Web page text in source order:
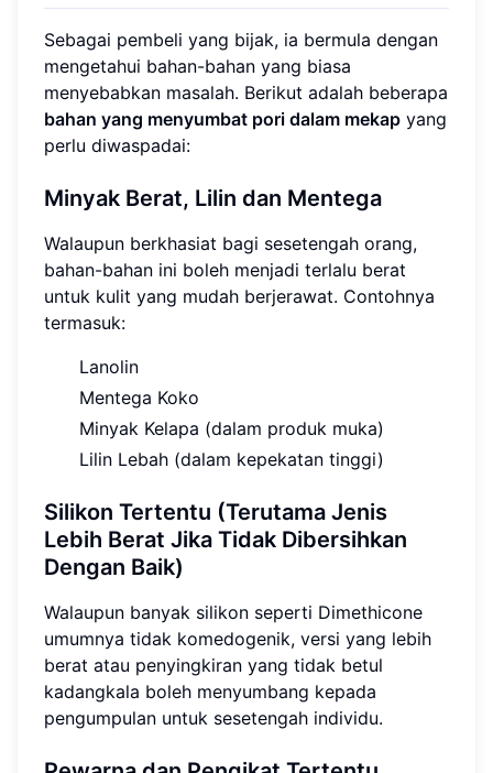
Sebagai pembeli yang bijak, ia bermula dengan
mengetahui bahan-bahan yang biasa
menyebabkan masalah. Berikut adalah beberapa
bahan yang menyumbat pori dalam mekap yang
perlu diwaspadai:
Minyak Berat, Lilin dan Mentega
Walaupun berkhasiat bagi sesetengah orang,
bahan-bahan ini boleh menjadi terlalu berat
untuk kulit yang mudah berjerawat. Contohnya
termasuk:
Lanolin
Mentega Koko
Minyak Kelapa (dalam produk muka)
Lilin Lebah (dalam kepekatan tinggi)
Silikon Tertentu (Terutama Jenis
Lebih Berat Jika Tidak Dibersihkan
Dengan Baik)
Walaupun banyak silikon seperti Dimethicone
umumnya tidak komedogenik, versi yang lebih
berat atau penyingkiran yang tidak betul
kadangkala boleh menyumbang kepada
pengumpulan untuk sesetengah individu.